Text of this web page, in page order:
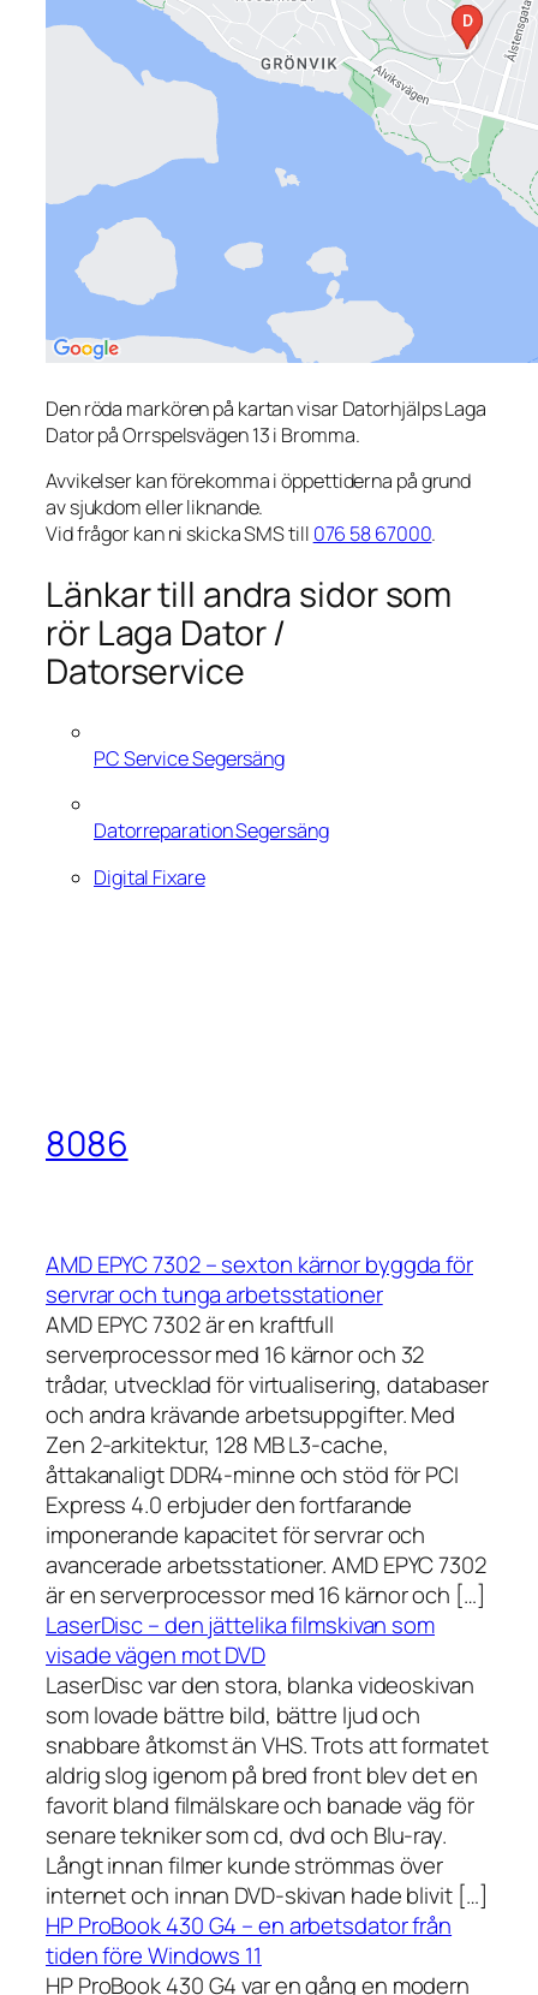
Den röda markören på kartan visar Datorhjälps Laga
Dator på Orrspelsvägen 13 i Bromma.
Avvikelser kan förekomma i öppettiderna på grund
av sjukdom eller liknande.
Vid frågor kan ni skicka SMS till 076 58 67000.
Länkar till andra sidor som
rör Laga Dator /
Datorservice
PC Service Segersäng
Datorreparation Segersäng
Digital Fixare
8086
AMD EPYC 7302 – sexton kärnor byggda för
servrar och tunga arbetsstationer
AMD EPYC 7302 är en kraftfull
serverprocessor med 16 kärnor och 32
trådar, utvecklad för virtualisering, databaser
och andra krävande arbetsuppgifter. Med
Zen 2-arkitektur, 128 MB L3-cache,
åttakanaligt DDR4-minne och stöd för PCI
Express 4.0 erbjuder den fortfarande
imponerande kapacitet för servrar och
avancerade arbetsstationer. AMD EPYC 7302
är en serverprocessor med 16 kärnor och […]
LaserDisc – den jättelika filmskivan som
visade vägen mot DVD
LaserDisc var den stora, blanka videoskivan
som lovade bättre bild, bättre ljud och
snabbare åtkomst än VHS. Trots att formatet
aldrig slog igenom på bred front blev det en
favorit bland filmälskare och banade väg för
senare tekniker som cd, dvd och Blu-ray.
Långt innan filmer kunde strömmas över
internet och innan DVD-skivan hade blivit […]
HP ProBook 430 G4 – en arbetsdator från
tiden före Windows 11
HP ProBook 430 G4 var en gång en modern